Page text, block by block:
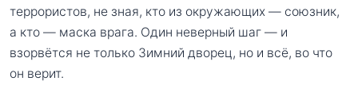
террористов, не зная, кто из окружающих — союзник,
а кто — маска врага. Один неверный шаг — и
взорвётся не только Зимний дворец, но и всё, во что
он верит.